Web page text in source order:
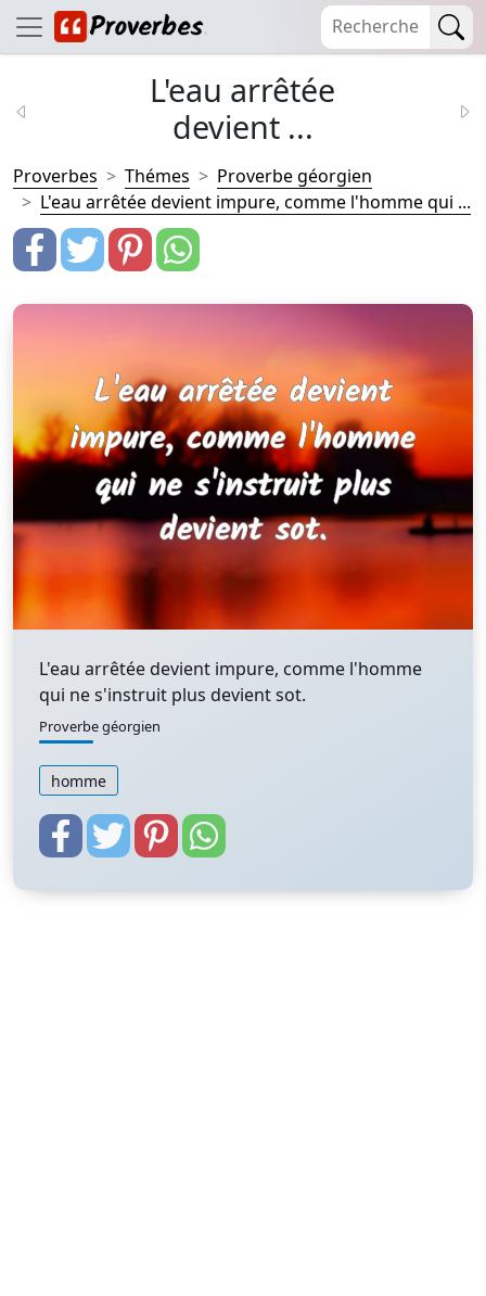
L'eau arrêtée
devient ...
Proverbes Thémes
Proverbe géorgien
L'eau arrêtée devient impure, comme l'homme qui ...
L'eau arrêtée devient impure, comme l'homme
qui ne s'instruit plus devient sot.
Proverbe géorgien
homme